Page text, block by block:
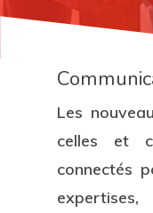
Les
celles et
connectés